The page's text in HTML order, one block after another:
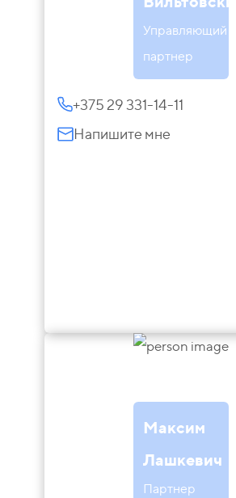
Управляющий
партнер
+375 29 331-14-11
Напишите мне
Максим
Лашкевич
Партнер